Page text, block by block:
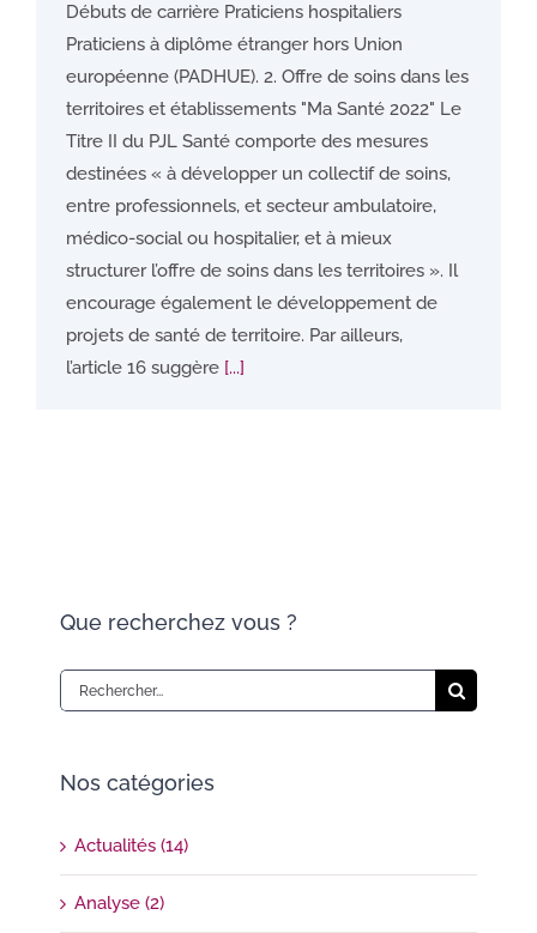
Débuts de carrière Praticiens hospitaliers
Praticiens à diplôme étranger hors Union
européenne (PADHUE). 2. Offre de soins dans les
territoires et établissements "Ma Santé 2022" Le
Titre II du PJL Santé comporte des mesures
destinées « à développer un collectif de soins,
entre professionnels, et secteur ambulatoire,
médico-social ou hospitalier, et à mieux
structurer l’offre de soins dans les territoires ». Il
encourage également le développement de
projets de santé de territoire. Par ailleurs,
l’article 16 suggère [...]
Que recherchez vous ?
Rechercher:
Nos catégories
Actualités (14)
Analyse (2)